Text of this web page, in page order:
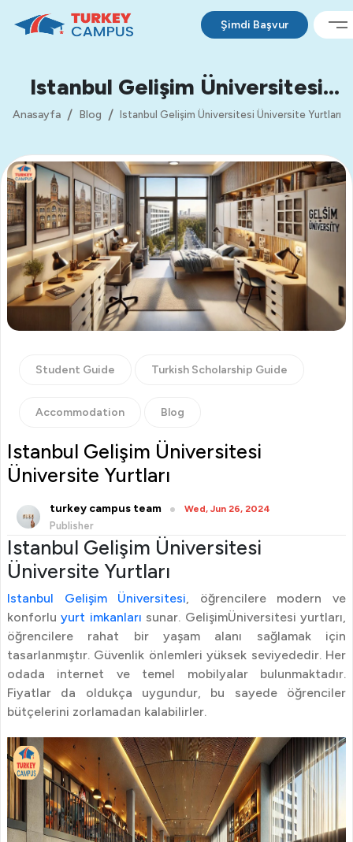
Şimdi Başvur
Istanbul Gelişim Üniversitesi
Üniversite Yurtları
Anasayfa Blog Istanbul Gelişim Üniversitesi Üniversite Yurtları
Student Guide Turkish Scholarship Guide
Accommodation Blog
Istanbul Gelişim Üniversitesi
Üniversite Yurtları
turkey campus team Wed, Jun 26, 2024
Publisher
Istanbul Gelişim Üniversitesi
Üniversite Yurtları
Istanbul Gelişim Üniversitesi, öğrencilere modern ve
konforluyurt imkanları sunar. GelişimÜniversitesi yurtları,
öğrencilere rahat bir yaşam alanı sağlamak için
tasarlanmıştır. Güvenlik önlemleri yüksek seviyededir. Her
odada internet ve temel mobilyalar bulunmaktadır.
Fiyatlar da oldukça uygundur, bu sayede öğrenciler
bütçelerini zorlamadan kalabilirler.